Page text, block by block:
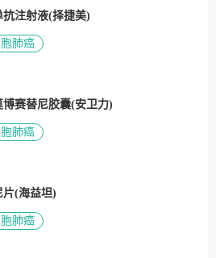
抗注射液(择捷美)
肺癌
博赛替尼胶囊(安卫力)
肺癌
片(海益坦)
肺癌